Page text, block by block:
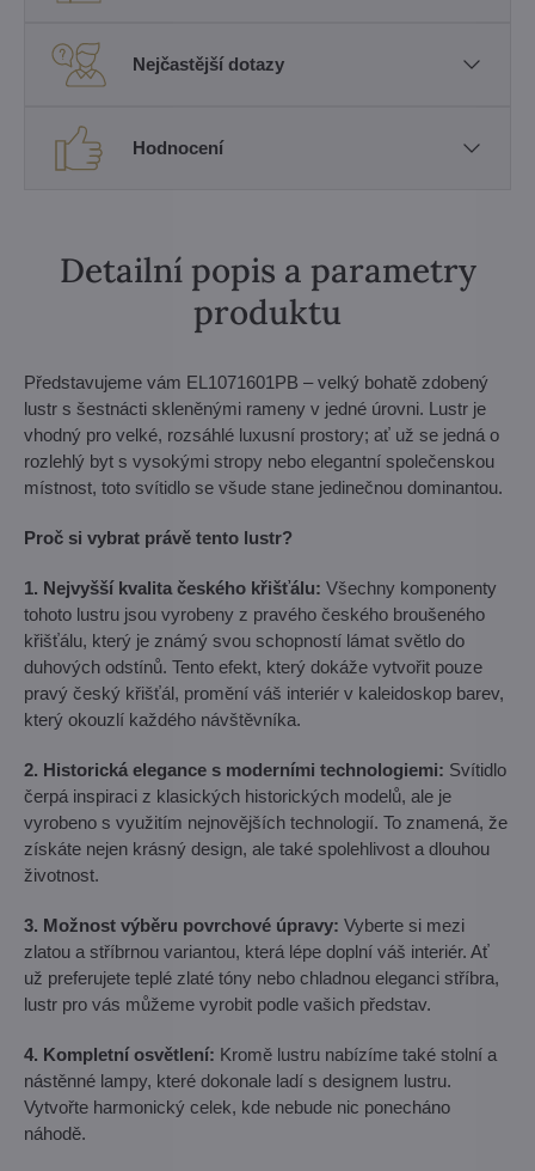
Nejčastější dotazy
Hodnocení
Detailní popis a parametry
produktu
Představujeme vám EL1071601PB – velký bohatě zdobený
lustr s šestnácti skleněnými rameny v jedné úrovni. Lustr je
vhodný pro velké, rozsáhlé luxusní prostory; ať už se jedná o
rozlehlý byt s vysokými stropy nebo elegantní společenskou
místnost, toto svítidlo se všude stane jedinečnou dominantou.
Proč si vybrat právě tento lustr?
1. Nejvyšší kvalita českého křišťálu: Všechny komponenty
tohoto lustru jsou vyrobeny z pravého českého broušeného
křišťálu, který je známý svou schopností lámat světlo do
duhových odstínů. Tento efekt, který dokáže vytvořit pouze
pravý český křišťál, promění váš interiér v kaleidoskop barev,
který okouzlí každého návštěvníka.
2. Historická elegance s moderními technologiemi: Svítidlo
čerpá inspiraci z klasických historických modelů, ale je
vyrobeno s využitím nejnovějších technologií. To znamená, že
získáte nejen krásný design, ale také spolehlivost a dlouhou
životnost.
3. Možnost výběru povrchové úpravy: Vyberte si mezi
zlatou a stříbrnou variantou, která lépe doplní váš interiér. Ať
už preferujete teplé zlaté tóny nebo chladnou eleganci stříbra,
lustr pro vás můžeme vyrobit podle vašich představ.
4. Kompletní osvětlení: Kromě lustru nabízíme také stolní a
nástěnné lampy, které dokonale ladí s designem lustru.
Vytvořte harmonický celek, kde nebude nic ponecháno
náhodě.